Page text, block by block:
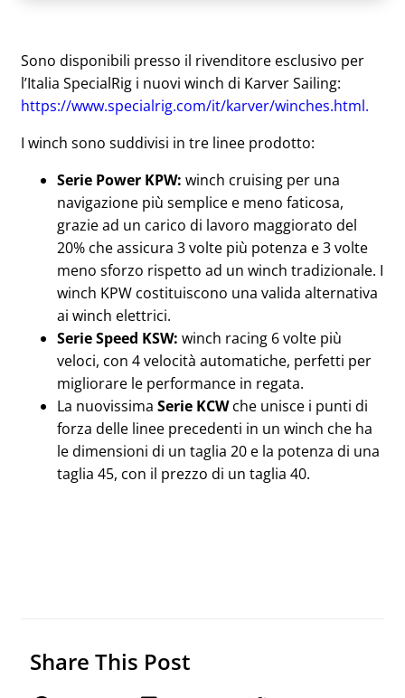
Sono disponibili presso il rivenditore esclusivo per
l’Italia SpecialRig i nuovi winch di Karver Sailing:
https://www.specialrig.com/it/karver/winches.html.
I winch sono suddivisi in tre linee prodotto:
Serie Power KPW: winch cruising per una
navigazione più semplice e meno faticosa,
grazie ad un carico di lavoro maggiorato del
20% che assicura 3 volte più potenza e 3 volte
meno sforzo rispetto ad un winch tradizionale. I
winch KPW costituiscono una valida alternativa
ai winch elettrici.
Serie Speed KSW: winch racing 6 volte più
veloci, con 4 velocità automatiche, perfetti per
migliorare le performance in regata.
La nuovissima Serie KCWche unisce i punti di
forza delle linee precedenti in un winch che ha
le dimensioni di un taglia 20 e la potenza di una
taglia 45, con il prezzo di un taglia 40.
Share This Post